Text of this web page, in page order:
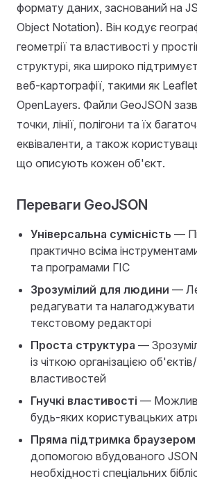
формату даних, заснований на
Object Notation). Він кодує
геометрії та властивості у
структурі, яка широко
веб-картографії, такими як
OpenLayers. Файли GeoJSON
точки, лінії, полігони та їх
еквіваленти, а також
що описують кожен об'єкт.
Переваги GeoJSON
Універсальна сумісність —
практично всіма
та програмами ГІС
Зрозумілий для людини —
редагувати та
текстовому редакторі
Проста структура —
із чіткою організацією
властивостей
Гнучкі властивості —
будь-яких користувацьких
Пряма підтримка браузером
допомогою вбудованого
необхідності спеціальних